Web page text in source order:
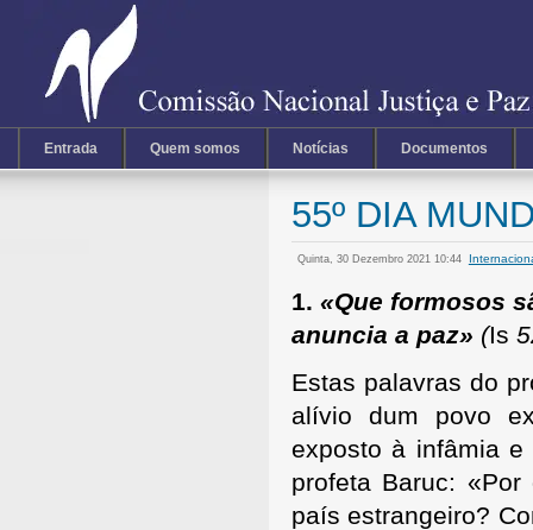
Entrada Quem somos Notícias Documentos
55º DIA
Quinta, 30 Dezembro 2021 10:44
1. «Que formosos
anuncia a paz» (Is
Estas palavras do
alívio dum povo
exposto à infâmia
profeta Baruc:
país estrangeiro?